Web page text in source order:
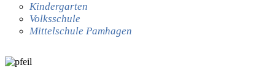
Kindergarten
Volksschule
Mittelschule Pamhagen